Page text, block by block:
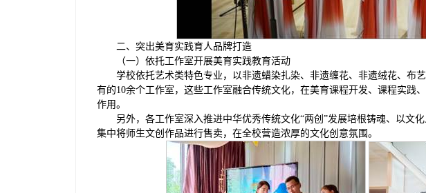
二、突出美育实践育人品牌打造
（一）依托工作室开展美育实践教育活动
学校依托艺术类特色专业，以非遗蜡染扎染、非遗缠花、非遗绒花、布
有的10余个工作室，这些工作室融合传统文化，在美育课程开发、课程实践
作用。
另外，各工作室深入推进中华优秀传统文化“两创”发展培根铸魂、以文
集中将师生文创作品进行售卖，在全校营造浓厚的文化创意氛围。